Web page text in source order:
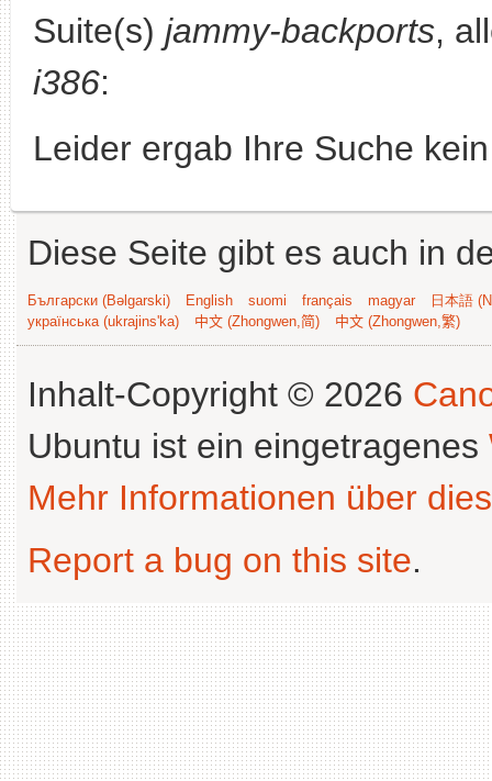
Suite(s) jammy-backports,
i386:
Leider ergab Ihre Suche
Diese Seite gibt es auch in
Български (Bəlgarski) English suomi français magyar
日本語
українська (ukrajins'ka)
中文 (Zhongwen,简) 中文 (Zhongwen,繁)
Inhalt-Copyright © 2026
Ubuntu ist ein eingetragenes
Mehr Informationen über
Report a bug on this site.